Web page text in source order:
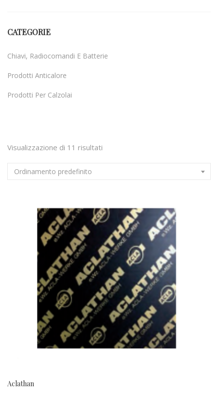
CATEGORIE
Chiavi, Radiocomandi E Batterie
Prodotti Anticalore
Prodotti Per Calzolai
Visualizzazione di 11 risultati
Ordinamento predefinito
Aclathan